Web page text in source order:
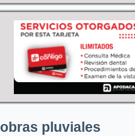
obras pluviales